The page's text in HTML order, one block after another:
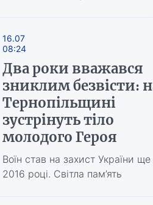
16.07
08:24
Два роки вважався
зниклим безвісти:
Тернопільщині
зустрінуть тіло
молодого Героя
Воїн став на захист України ще
2016 році. Світла пам’ять